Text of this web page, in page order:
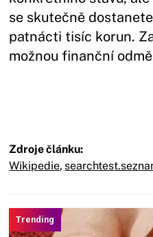
se skutečně
patnácti tisíc korun.
možnou finanční
Zdroje článku:
Wikipedie,